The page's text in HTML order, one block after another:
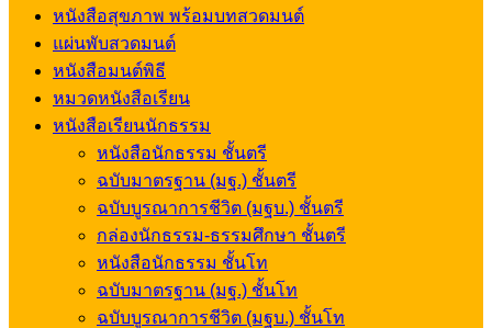
หนังสือสุขภาพ พร้อมบทสวดมนต์
แผ่นพับสวดมนต์
หนังสือมนต์พิธี
หมวดหนังสือเรียน
หนังสือเรียนนักธรรม
หนังสือนักธรรม ชั้นตรี
ฉบับมาตรฐาน (มฐ.) ชั้นตรี
ฉบับบูรณาการชีวิต (มฐบ.) ชั้นตรี
กล่องนักธรรม-ธรรมศึกษา ชั้นตรี
หนังสือนักธรรม ชั้นโท
ฉบับมาตรฐาน (มฐ.) ชั้นโท
ฉบับบูรณาการชีวิต (มฐบ.) ชั้นโท